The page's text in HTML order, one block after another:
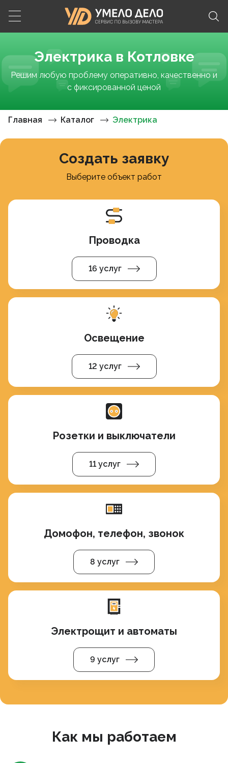
Электрика в Котловке
Решим любую проблему оперативно, качественно и
с фиксированной ценой
Главная Каталог Электрика
Создать заявку
Выберите объект работ
Проводка
16 услуг
Освещение
12 услуг
Розетки и выключатели
11 услуг
Домофон, телефон, звонок
8 услуг
Электрощит и автоматы
9 услуг
Как мы работаем